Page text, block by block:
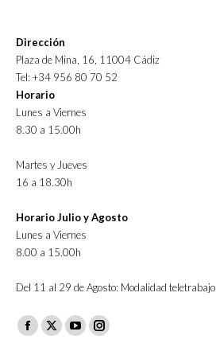
Dirección
Plaza de Mina, 16, 11004 Cádiz
Tel: +34 956 80 70 52
Horario
Lunes a Viernes
8.30 a 15.00h
Martes y Jueves
16 a 18.30h
Horario Julio y Agosto
Lunes a Viernes
8.00 a 15.00h
Del 11 al 29 de Agosto: Modalidad teletrabajo
Facebook
X
YouTubeInstagram